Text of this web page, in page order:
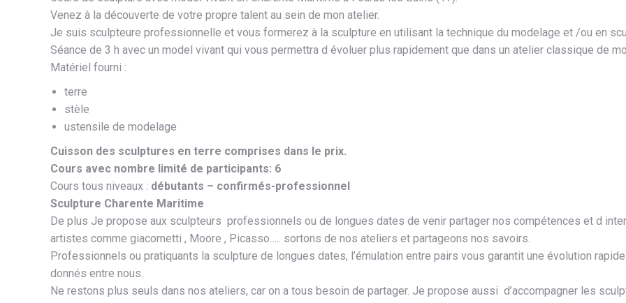
Venez à la découverte de votre propre talent au sein de mon atelier.
Je suis sculpteure professionnelle et vous formerez à la sculpture en utilisant la technique du modelage et /ou en
Séance de 3 h avec un model vivant qui vous permettra d évoluer plus rapidement que dans un atelier classique de
Matériel fourni :
terre
stèle
ustensile de modelage
Cuisson des sculptures en terre comprises dans le prix.
Cours avec nombre limité de participants: 6
Cours tous niveaux : débutants – confirmés-professionnel
Sculpture Charente Maritime
De plus Je propose aux sculpteurs professionnels ou de longues dates de venir partager nos compétences et d
artistes comme giacometti , Moore , Picasso….. sortons de nos ateliers et partageons nos savoirs.
Professionnels ou pratiquants la sculpture de longues dates, l’émulation entre pairs vous garantit une évolution
donnés entre nous.
Ne restons plus seuls dans nos ateliers, car on a tous besoin de partager. Je propose aussi d’accompagner les